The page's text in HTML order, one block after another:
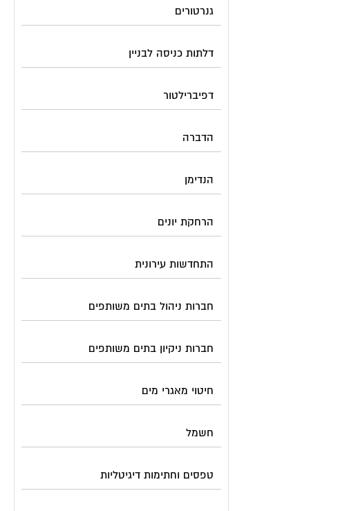
גנרטורים
דלתות כניסה לבניין
דפיברילטור
הדברה
הנדימן
הרחקת יונים
התחדשות עירונית
חברות ניהול בתים משותפים
חברות ניקיון בתים משותפים
חיטוי מאגרי מים
חשמל
טפסים וחתימות דיגיטליות